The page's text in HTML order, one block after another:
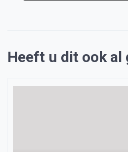
Heeft u dit ook al